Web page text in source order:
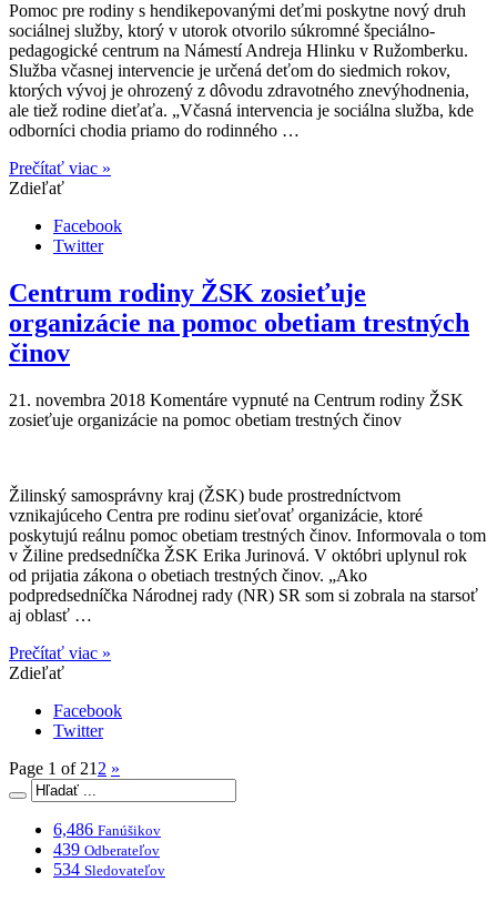
Pomoc pre rodiny s hendikepovanými deťmi poskytne nový druh
sociálnej služby, ktorý v utorok otvorilo súkromné špeciálno-
pedagogické centrum na Námestí Andreja Hlinku v Ružomberku.
Služba včasnej intervencie je určená deťom do siedmich rokov,
ktorých vývoj je ohrozený z dôvodu zdravotného znevýhodnenia,
ale tiež rodine dieťaťa. „Včasná intervencia je sociálna služba, kde
odborníci chodia priamo do rodinného …
Prečítať viac »
Zdieľať
Facebook
Twitter
Centrum rodiny ŽSK zosieťuje
organizácie na pomoc obetiam trestných
činov
21. novembra 2018 Komentáre vypnuté na Centrum rodiny ŽSK
zosieťuje organizácie na pomoc obetiam trestných činov
Žilinský samosprávny kraj (ŽSK) bude prostredníctvom
vznikajúceho Centra pre rodinu sieťovať organizácie, ktoré
poskytujú reálnu pomoc obetiam trestných činov. Informovala o tom
v Žiline predsedníčka ŽSK Erika Jurinová. V októbri uplynul rok
od prijatia zákona o obetiach trestných činov. „Ako
podpredsedníčka Národnej rady (NR) SR som si zobrala na starsoť
aj oblasť …
Prečítať viac »
Zdieľať
Facebook
Twitter
Page 1 of 21 2 »
6,486 Fanúšikov
439 Odberateľov
534 Sledovateľov